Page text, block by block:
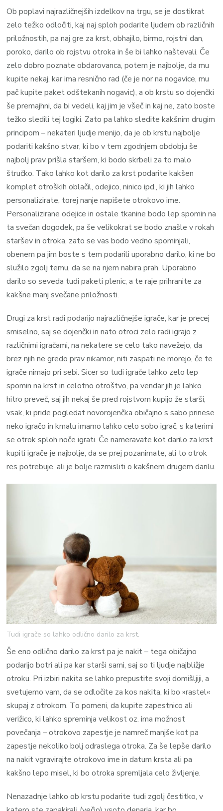
Ob poplavi najrazličnejših izdelkov na trgu, se je dostikrat
zelo težko odločiti, kaj naj sploh podarite ljudem ob različnih
priložnostih, pa naj gre za krst, obhajilo, birmo, rojstni dan,
poroko, darilo ob rojstvu otroka in še bi lahko naštevali. Če
zelo dobro poznate obdarovanca, potem je najbolje, da mu
kupite nekaj, kar ima resnično rad (če je nor na nogavice, mu
pač kupite paket odštekanih nogavic), a ob krstu so dojenčki
še premajhni, da bi vedeli, kaj jim je všeč in kaj ne, zato boste
težko sledili tej logiki. Zato pa lahko sledite kakšnim drugim
principom – nekateri ljudje menijo, da je ob krstu najbolje
podariti kakšno stvar, ki bo v tem zgodnjem obdobju še
najbolj prav prišla staršem, ki bodo skrbeli za to malo
štručko. Tako lahko kot darilo za krst podarite kakšen
komplet otroških oblačil, odejico, ninico ipd., ki jih lahko
personalizirate, torej nanje napišete otrokovo ime.
Personalizirane odejice in ostale tkanine bodo lep spomin na
ta svečan dogodek, pa še velikokrat se bodo znašle v rokah
staršev in otroka, zato se vas bodo vedno spominjali,
obenem pa jim boste s tem podarili uporabno darilo, ki ne bo
služilo zgolj temu, da se na njem nabira prah. Uporabno
darilo so seveda tudi paketi plenic, a te raje prihranite za
kakšne manj svečane priložnosti.
Drugi za krst radi podarijo najrazličnejše igrače, kar je precej
smiselno, saj se dojenčki in nato otroci zelo radi igrajo z
različnimi igračami, na nekatere se celo tako navežejo, da
brez njih ne gredo prav nikamor, niti zaspati ne morejo, če te
igrače nimajo pri sebi. Sicer so tudi igrače lahko zelo lep
spomin na krst in celotno otroštvo, pa vendar jih je lahko
hitro preveč, saj jih nekaj še pred rojstvom kupijo že starši,
vsak, ki pride pogledat novorojenčka običajno s sabo prinese
neko igračo in kmalu imamo lahko celo sobo igrač, s katerimi
se otrok sploh noče igrati. Če nameravate kot darilo za krst
kupiti igrače je najbolje, da se prej pozanimate, ali to otrok
res potrebuje, ali je bolje razmisliti o kakšnem drugem darilu.
Tudi igrače so lahko odlično darilo za krst.
Še eno odlično darilo za krst pa je nakit – tega običajno
podarijo botri ali pa kar starši sami, saj so ti ljudje najbližje
otroku. Pri izbiri nakita se lahko prepustite svoji domišljiji, a
svetujemo vam, da se odločite za kos nakita, ki bo »rastel«
skupaj z otrokom. To pomeni, da kupite zapestnico ali
verižico, ki lahko spreminja velikost oz. ima možnost
povečanja – otrokovo zapestje je namreč manjše kot pa
zapestje nekoliko bolj odraslega otroka. Za še lepše darilo
na nakit vgravirajte otrokovo ime in datum krsta ali pa
kakšno lepo misel, ki bo otroka spremljala celo življenje.
Nenazadnje lahko ob krstu podarite tudi zgolj čestitko, v